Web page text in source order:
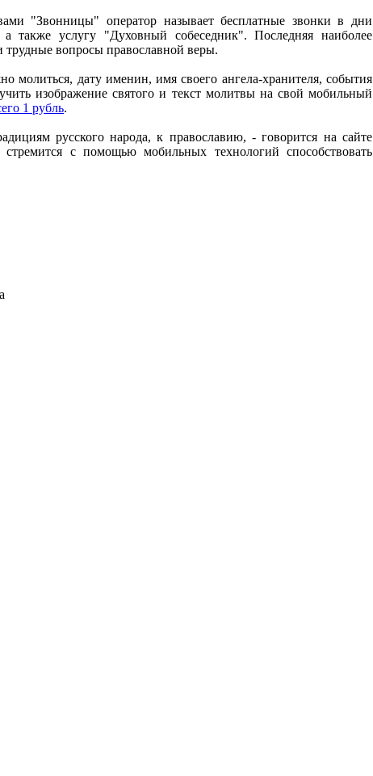
"Звонницы" оператор называет бесплатные звонки в дни
а также услугу "Духовный собеседник". Последняя наиболее
вопросы православной веры.
молиться, дату именин, имя своего ангела-хранителя, события
изображение святого и текст молитвы на свой мобильный
1 рубль.
русского народа, к православию, - говорится на сайте
с помощью мобильных технологий способствовать